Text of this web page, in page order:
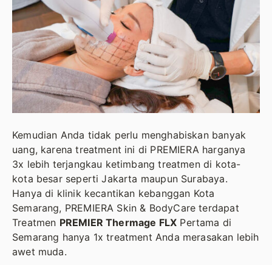
Kemudian Anda tidak perlu menghabiskan banyak
uang, karena treatment ini di PREMIERA harganya
3x lebih terjangkau ketimbang treatmen di kota-
kota besar seperti Jakarta maupun Surabaya.
Hanya di klinik kecantikan kebanggan Kota
Semarang, PREMIERA Skin & BodyCare terdapat
Treatmen PREMIER Thermage FLX Pertama di
Semarang hanya 1x treatment Anda merasakan lebih
awet muda.